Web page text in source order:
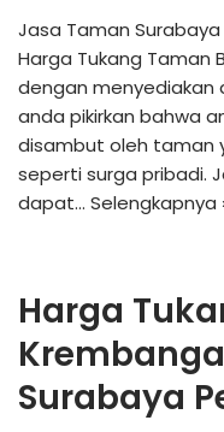
Jasa Taman
Harga Tukang Taman
dengan menyediakan
anda pikirkan bahwa
disambut oleh taman
seperti surga pribadi.
dapat… Selengkapnya
Harga
Surabaya